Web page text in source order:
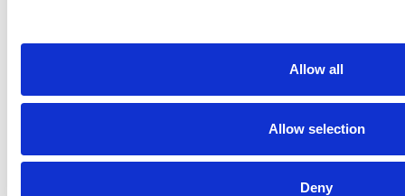
Allow all
Allow selection
Deny
Jackon Super EPS80 200mm 120x120cm
Kontakt os. Vi er altid klar med et godt tilbud